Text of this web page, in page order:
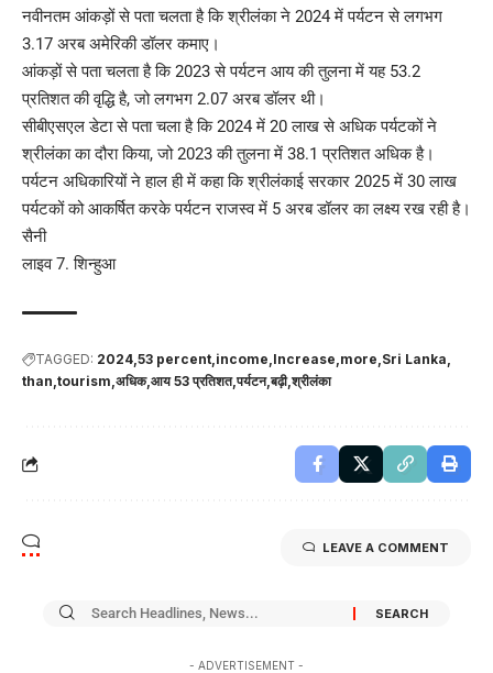
नवीनतम आंकड़ों से पता चलता है कि श्रीलंका ने 2024 में पर्यटन से लगभग
3.17 अरब अमेरिकी डॉलर कमाए।
आंकड़ों से पता चलता है कि 2023 से पर्यटन आय की तुलना में यह 53.2
प्रतिशत की वृद्धि है, जो लगभग 2.07 अरब डॉलर थी।
सीबीएसएल डेटा से पता चला है कि 2024 में 20 लाख से अधिक पर्यटकों ने
श्रीलंका का दौरा किया, जो 2023 की तुलना में 38.1 प्रतिशत अधिक है।
पर्यटन अधिकारियों ने हाल ही में कहा कि श्रीलंकाई सरकार 2025 में 30 लाख
पर्यटकों को आकर्षित करके पर्यटन राजस्व में 5 अरब डॉलर का लक्ष्य रख रही है।
सैनी
लाइव 7. शिन्हुआ
TAGGED: 2024 53 percent income Increase more Sri Lanka
than tourism अधिक आय 53 प्रतिशत पर्यटन बढ़ी श्रीलंका
LEAVE A COMMENT
- ADVERTISEMENT -